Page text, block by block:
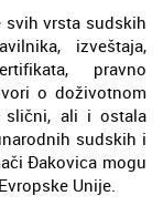
svih vrsta sudskih
izveštaja,
pravno
o doživotnom
slični, ali i ostala
sudskih i
Đakovica mogu
Unije.